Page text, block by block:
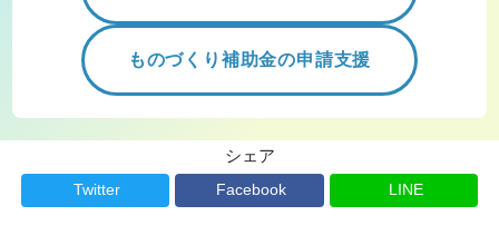
ものづくり補助金の申請支援
シェア
Twitter Facebook LINE